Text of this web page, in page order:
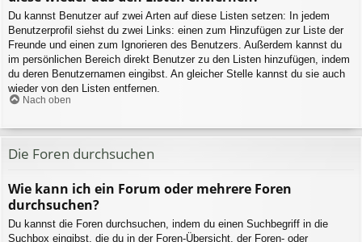
Du kannst Benutzer auf zwei Arten auf diese Listen setzen: In jedem
Benutzerprofil siehst du zwei Links: einen zum Hinzufügen zur Liste der
Freunde und einen zum Ignorieren des Benutzers. Außerdem kannst du
im persönlichen Bereich direkt Benutzer zu den Listen hinzufügen, indem
du deren Benutzernamen eingibst. An gleicher Stelle kannst du sie auch
wieder von den Listen entfernen.
Nach oben
Die Foren durchsuchen
Wie kann ich ein Forum oder mehrere Foren
durchsuchen?
Du kannst die Foren durchsuchen, indem du einen Suchbegriff in die
Suchbox eingibst, die du in der Foren-Übersicht, der Foren- oder